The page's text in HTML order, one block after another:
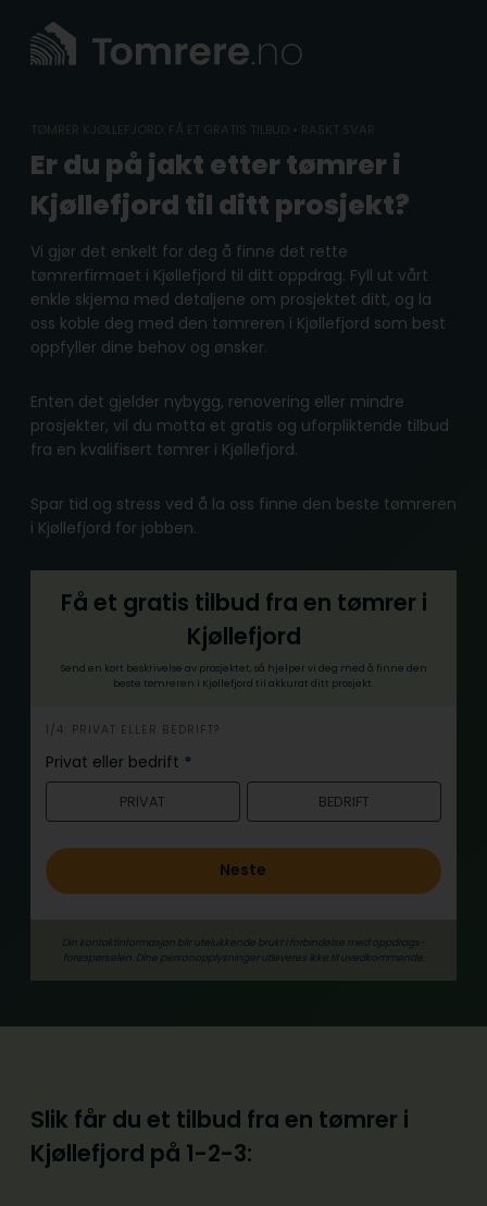
content
TØMRER KJØLLEFJORD: FÅ ET GRATIS TILBUD • RASKT SVAR
Er du på jakt etter tømrer i
Kjøllefjord til ditt prosjekt?
Vi gjør det enkelt for deg å finne det rette
tømrerfirmaet i Kjøllefjord til ditt oppdrag. Fyll ut vårt
enkle skjema med detaljene om prosjektet ditt, og la
oss koble deg med den tømreren i Kjøllefjord som best
oppfyller dine behov og ønsker.
Enten det gjelder nybygg, renovering eller mindre
prosjekter, vil du motta et gratis og uforpliktende tilbud
fra en kvalifisert tømrer i Kjøllefjord.
Spar tid og stress ved å la oss finne den beste tømreren
i Kjøllefjord for jobben.
Få et gratis tilbud fra en tømrer i
Kjøllefjord
Send en kort beskrivelse av prosjektet, så hjelper vi deg med å finne den
beste tømreren i Kjøllefjord til akkurat ditt prosjekt.
h
e
r
1/4: PRIVAT ELLER BEDRIFT?
Privat eller bedrift *
PRIVAT BEDRIFT
Neste
Din kontaktinformasjon blir utelukkende brukt i forbindelse med oppdrags­
forespørselen. Dine person­­opplysninger utleveres ikke til uvedkommende.
Slik får du et tilbud fra en tømrer i
Kjøllefjord på 1-2-3: